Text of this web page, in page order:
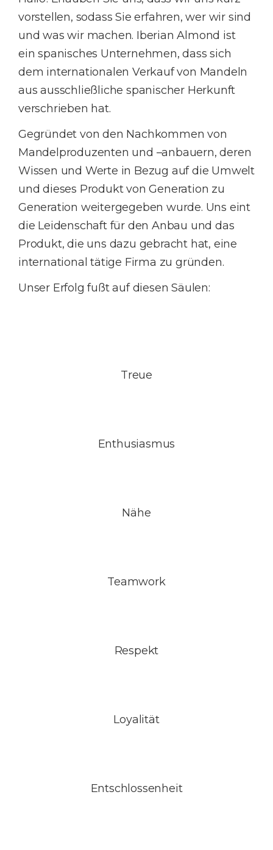
vorstellen, sodass Sie erfahren, wer wir sind
und was wir machen. Iberian Almond ist
ein spanisches Unternehmen, dass sich
dem internationalen Verkauf von Mandeln
aus ausschließliche spanischer Herkunft
verschrieben hat.
Gegründet von den Nachkommen von
Mandelproduzenten und –anbauern, deren
Wissen und Werte in Bezug auf die Umwelt
und dieses Produkt von Generation zu
Generation weitergegeben wurde. Uns eint
die Leidenschaft für den Anbau und das
Produkt, die uns dazu gebracht hat, eine
international tätige Firma zu gründen.
Unser Erfolg fußt auf diesen Säulen:
Treue
Enthusiasmus
Nähe
Teamwork
Respekt
Loyalität
Entschlossenheit